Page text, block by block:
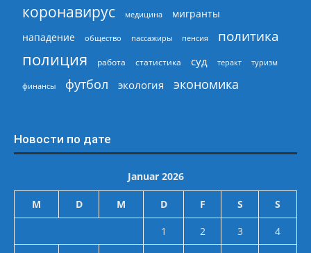
коронавирус медицина
мигранты
нападение
общество пассажиры пенсия политика
полиция работа статистика суд теракт туризм
финансы футбол экология экономика
Новости по дате
Januar 2026
M D M D F S S
1 2 3
4